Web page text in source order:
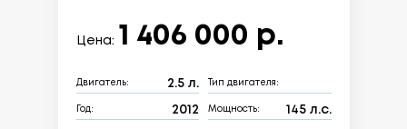
Цена: 1 406 000 р.
Двигатель: 2.5 л. Тип двигателя:
Год: 2012 Мощность: 145 л.с.